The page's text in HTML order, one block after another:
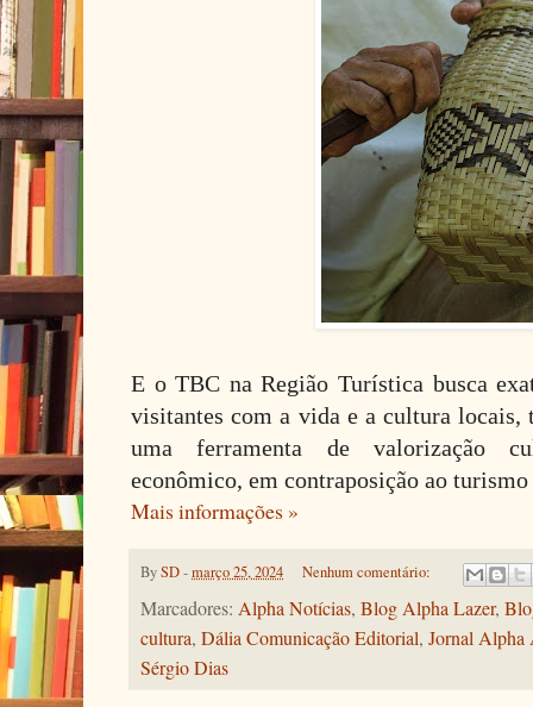
E o TBC na Região Turística busca
visitantes com a vida e a cultura locais,
uma ferramenta de valorização
econômico, em contraposição ao turismo
Mais informações »
BySD-março 25, 2024 Nenhum comentário:
Marcadores: Alpha Notícias, Blog Alpha Lazer,
cultura, Dália Comunicação Editorial, Jornal Alpha
Sérgio Dias